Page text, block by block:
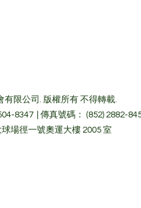
限公司. 版權所有 不得轉載.
8347 | 傳真號碼： (852) 2882-
場徑一號奧運大樓 2005 室